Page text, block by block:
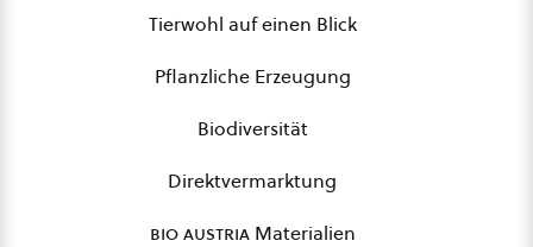
Tierwohl auf einen Blick
Pflanzliche Erzeugung
Biodiversität
Direktvermarktung
bio austriaMaterialien